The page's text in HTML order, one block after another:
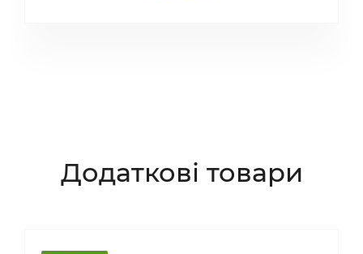
Додаткові товари